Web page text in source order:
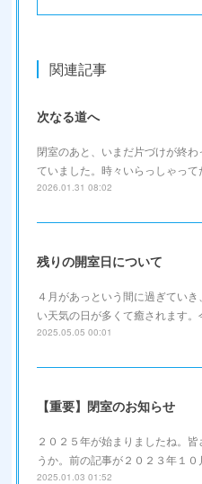
関連記事
次なる道へ
閉室のあと、いまだ片づけが終
ていました。時々いらっしゃっ
2026.01.31 08:02
残りの開室日について
４月があっという間に過ぎてい
い天気の日が多くて癒されます
2025.05.05 00:01
【重要】閉室のお知らせ
２０２５年が始まりましたね。
うか。前の記事が２０２３年１
2025.01.03 01:52